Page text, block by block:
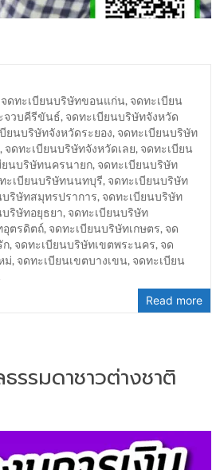
จดทะเบียนบริษัทขอนแก่น, จดทะเบียน
จวบคีรีขันธ์, จดทะเบียนบริษัทจังหวัด
ยนบริษัทจังหวัดระยอง, จดทะเบียนบริษัท
, จดทะเบียนบริษัทจังหวัดเลย, จดทะเบียน
ยนบริษัทนครนายก, จดทะเบียนบริษัท
ะเบียนบริษัทนนทบุรี, จดทะเบียนบริษัท
บริษัทสมุทรปราการ, จดทะเบียนบริษัท
ริษัทอยุธยา, จดทะเบียนบริษัท
อุตรดิตถ์, จดทะเบียนบริษัทเกษตร, จด
ก, จดทะเบียนบริษัทเขตพระนคร, จด
ม่, จดทะเบียนเขตบางเขน, จดทะเบียน
Read more
รรมดาชาวต่างชาติ